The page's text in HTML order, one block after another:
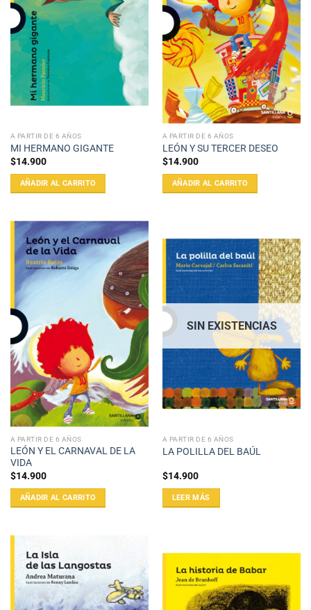
A PARTIR DE 6 AÑOS
MI HERMANO GIGANTE
$14.900
AÑADIR AL CARRITO
A PARTIR DE 6 AÑOS
LEÓN Y SU TERCER DESEO
$14.900
AÑADIR AL CARRITO
A PARTIR DE 6 AÑOS
LEÓN Y EL CARNAVAL DE LA
VIDA
$14.900
AÑADIR AL CARRITO
SIN EXISTENCIAS
A PARTIR DE 6 AÑOS
LA POLILLA DEL BAÚL
$14.900
LEER MÁS